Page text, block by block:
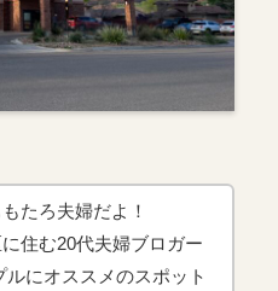
たろ夫婦だよ！
住む20代夫婦ブロガー
ルにオススメのスポット